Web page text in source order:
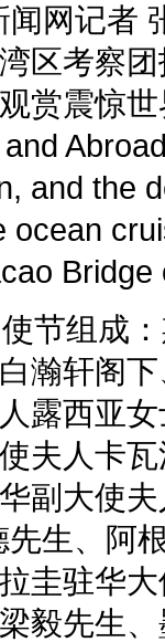
网记者
区考察
赏震惊
and the
ocean
节组成
瀚轩阁
露西亚
夫人卡
副大使
生、阿
圭驻华
毅先生